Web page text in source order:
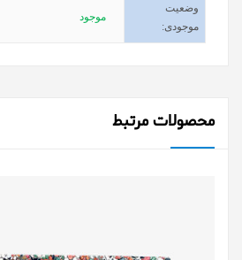
وضعیت
موجودی:
موجود
محصولات مرتبط